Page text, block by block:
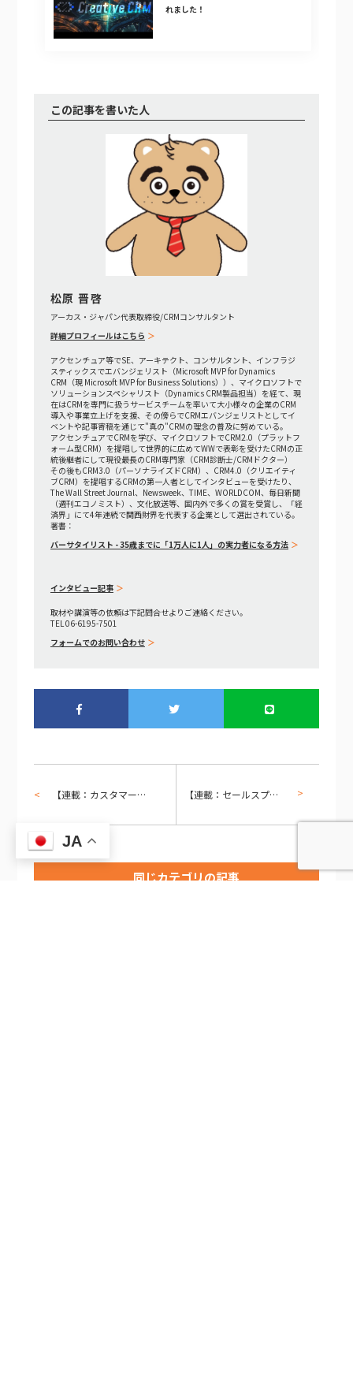
れました！
この記事を書いた人
松原 晋啓
アーカス・ジャパン代表取締役/CRMコンサルタント
詳細プロフィールはこちら
アクセンチュア等でSE、アーキテクト、コンサルタント、インフラジ
スティックスでエバンジェリスト（Microsoft MVP for Dynamics
CRM（現 Microsoft MVP for Business Solutions））、マイクロソフトで
ソリューションスペシャリスト（Dynamics CRM製品担当）を経て、現
在はCRMを専門に扱うサービスチームを率いて大小様々の企業のCRM
導入や事業立上げを支援、その傍らでCRMエバンジェリストとしてイ
ベントや記事寄稿を通じて"真の"CRMの理念の普及に努めている。
アクセンチュアでCRMを学び、マイクロソフトでCRM2.0（プラットフ
ォーム型CRM）を提唱して世界的に広めてWWで表彰を受けたCRMの正
統後継者にして現役最長のCRM専門家（CRM診断士/CRMドクター）
その後もCRM3.0（パーソナライズドCRM）、CRM4.0（クリエイティ
ブCRM）を提唱するCRMの第一人者としてインタビューを受けたり、
The Wall Street Journal、Newsweek、TIME、WORLDCOM、毎日新聞
（週刊エコノミスト）、文化放送等、国内外で多くの賞を受賞し、「経
済界」にて4年連続で関西財界を代表する企業として選出されている。
著書：
バーサタイリスト - 35歳までに「1万人に1人」の実力者になる方法
インタビュー記事
取材や講演等の依頼は下記問合せよりご連絡ください。
TEL 06-6195-7501
フォームでのお問い合わせ
【連載：カスタマーサクセスとCRM4.0】第3回 — 「守り」から「攻め」へ。チャーン防止・エクスパンション・アドボカシーの3段階戦略と顧客の成功定義 【連載：セールスプロセスとCRM4.0】第1回 — 「売る」から「共に選ぶ」へ。営業の意味の変容とCRM進化の本質
同じカテゴリの記事
JA